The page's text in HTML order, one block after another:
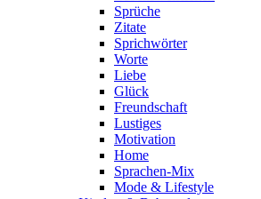
Sprüche
Zitate
Sprichwörter
Worte
Liebe
Glück
Freundschaft
Lustiges
Motivation
Home
Sprachen-Mix
Mode & Lifestyle